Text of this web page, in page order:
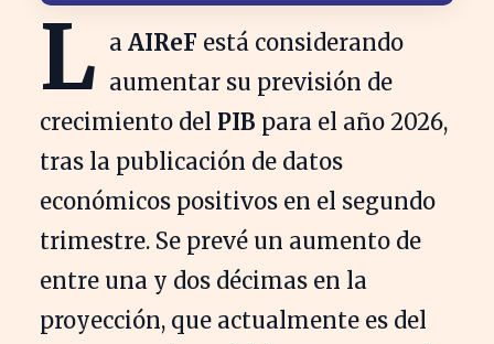
L a AIReF está considerando
aumentar su previsión de
crecimiento del PIB para el año 2026,
tras la publicación de datos
económicos positivos en el segundo
trimestre. Se prevé un aumento de
entre una y dos décimas en la
proyección, que actualmente es del